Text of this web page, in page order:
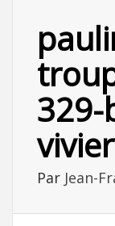
Par Jean-